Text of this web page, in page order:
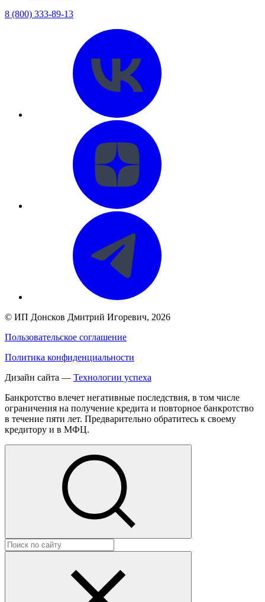
8 (800) 333-89-13
© ИП Донсков Дмитрий Игоревич, 2026
Пользовательское соглашение
Политика конфиденциальности
Дизайн сайта — Технологии успеха
Банкротство влечет негативные последствия, в том числе
ограничения на получение кредита и повторное банкротство
в течение пяти лет. Предварительно обратитесь к своему
кредитору и в МФЦ.